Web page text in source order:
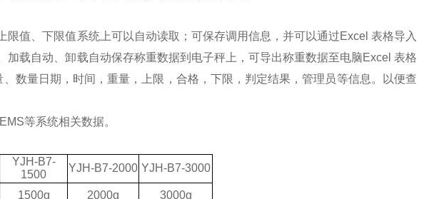
限值、下限值系统上可以自动读取；可保存调用信息，并可以通过Excel 表格导入
加载自动、卸载自动保存称重数据到电子秤上，可导出称重数据至电脑Excel 表格
数量日期，时间，重量，上限，合格，下限，判定结果，管理员等信息。以便查
等系统相关数据。
YJH-B7-
1500
YJH-B7-2000 YJH-B7-3000
1500g 2000g 3000g